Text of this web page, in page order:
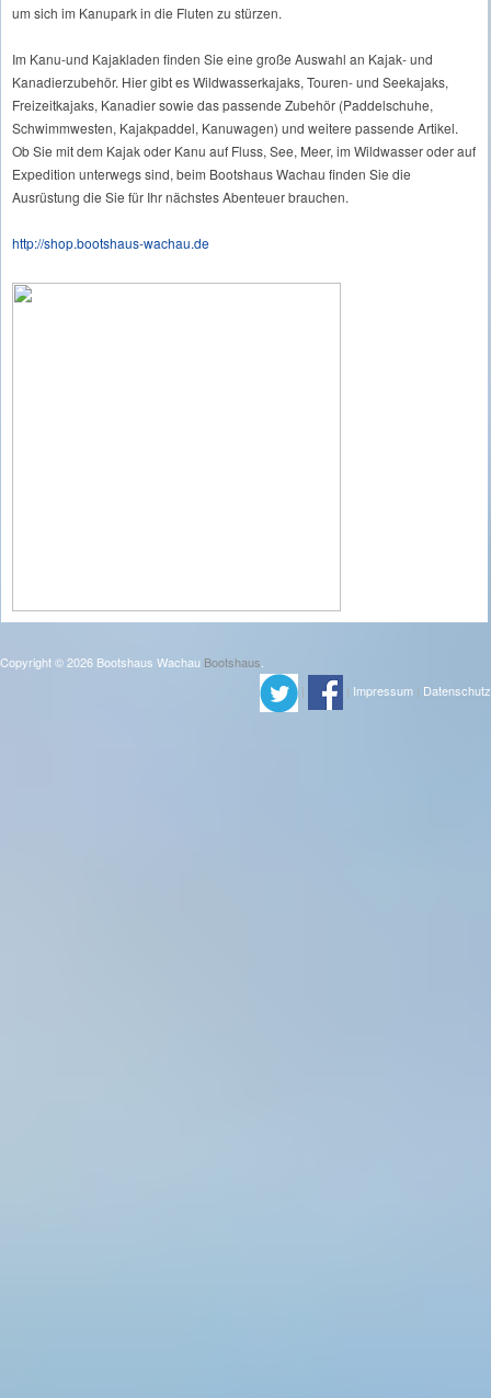
um sich im Kanupark in die Fluten zu stürzen.
Im Kanu-und Kajakladen finden Sie eine große Auswahl an Kajak- und
Kanadierzubehör. Hier gibt es Wildwasserkajaks, Touren- und Seekajaks,
Freizeitkajaks, Kanadier sowie das passende Zubehör (Paddelschuhe,
Schwimmwesten, Kajakpaddel, Kanuwagen) und weitere passende Artikel.
Ob Sie mit dem Kajak oder Kanu auf Fluss, See, Meer, im Wildwasser oder auf
Expedition unterwegs sind, beim Bootshaus Wachau finden Sie die
Ausrüstung die Sie für Ihr nächstes Abenteuer brauchen.
http://shop.bootshaus-wachau.de
Copyright © 2026 Bootshaus Wachau Bootshaus
|
| Impressum | Datenschutz